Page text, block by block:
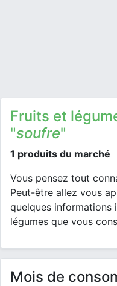
Fruits et
"soufre"
1 produits du marché
Vous pensez tout
Peut-être allez vous
quelques informations
légumes que vous
Mois de